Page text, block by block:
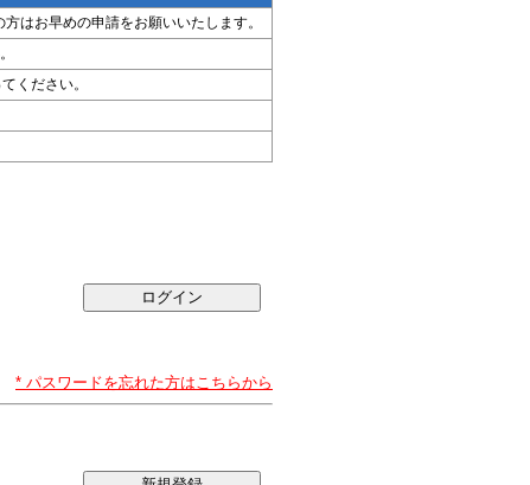
はお早めの申請をお願いいたします。
ください。
* パスワードを忘れた方はこちらから